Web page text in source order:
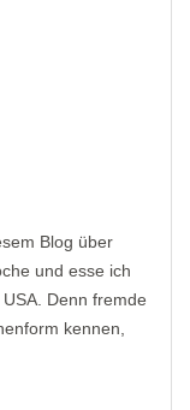
Blog über
und esse ich
Denn fremde
kennen,